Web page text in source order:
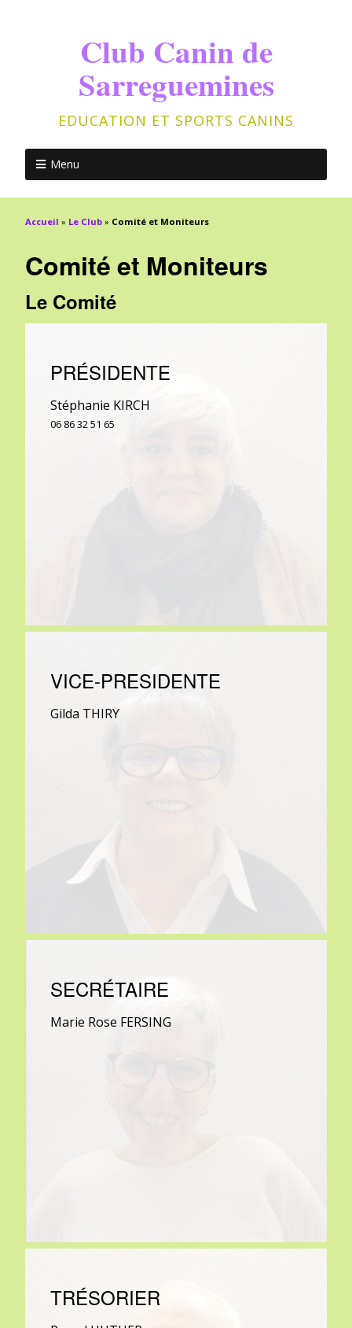
Club Canin de
Sarreguemines
EDUCATION ET SPORTS CANINS
Menu
Accueil » Le Club » Comité et Moniteurs
Comité et Moniteurs
Le Comité
PRÉSIDENTE
Stéphanie KIRCH
06 86 32 51 65
VICE-PRESIDENTE
Gilda THIRY
SECRÉTAIRE
Marie Rose FERSING
TRÉSORIER